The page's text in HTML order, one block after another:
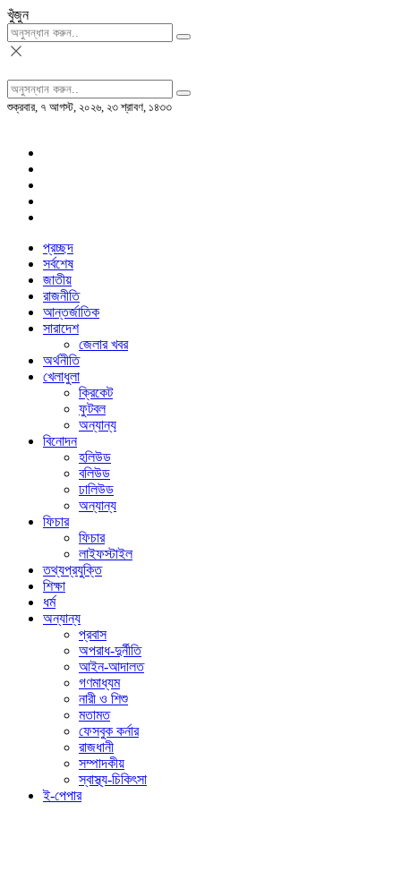
খুঁজুন
শুক্রবার, ৭ আগস্ট, ২০২৬, ২৩ শ্রাবণ, ১৪৩৩
প্রচ্ছদ
সর্বশেষ
জাতীয়
রাজনীতি
আন্তর্জাতিক
সারাদেশ
জেলার খবর
অর্থনীতি
খেলাধুলা
ক্রিকেট
ফুটবল
অন্যান্য
বিনোদন
হলিউড
বলিউড
ঢালিউড
অন্যান্য
ফিচার
ফিচার
লাইফস্টাইল
তথ্যপ্রযুক্তি
শিক্ষা
ধর্ম
অন্যান্য
প্রবাস
অপরাধ-দুর্নীতি
আইন-আদালত
গণমাধ্যম
নারী ও শিশু
মতামত
ফেসবুক কর্নার
রাজধানী
সম্পাদকীয়
স্বাস্থ্য-চিকিৎসা
ই-পেপার